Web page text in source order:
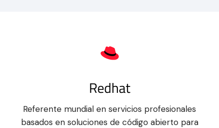
Redhat
Referente mundial en servicios profesionales
basados en soluciones de código abierto para